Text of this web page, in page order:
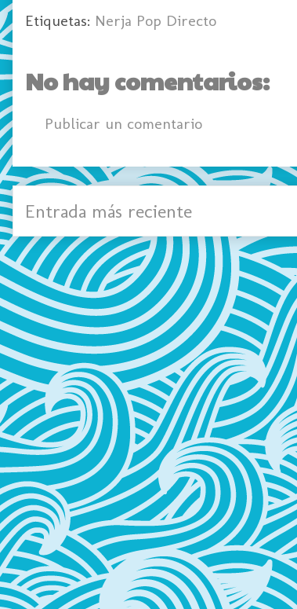
Etiquetas: Nerja Pop Directo
No hay comentarios:
Publicar un comentario
Entrada más reciente